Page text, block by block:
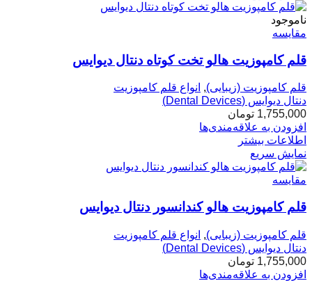
ناموجود
مقایسه
قلم کامپوزیت هالو تخت کوتاه دنتال دیوایس
قلم کامپوزیت (زیبایی), انواع قلم کامپوزیت
دنتال دیوایس (Dental Devices)
1,755,000 تومان
افزودن به علاقه‌مندی‌ها
اطلاعات بیشتر
نمایش سریع
مقایسه
قلم کامپوزیت هالو کندانسور دنتال دیوایس
قلم کامپوزیت (زیبایی), انواع قلم کامپوزیت
دنتال دیوایس (Dental Devices)
1,755,000 تومان
افزودن به علاقه‌مندی‌ها